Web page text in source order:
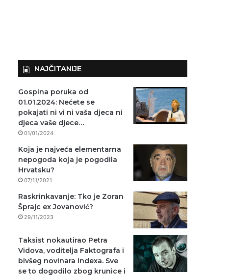
NAJČITANIJE
Gospina poruka od
01.01.2024: Nećete se
pokajati ni vi ni vaša djeca ni
djeca vaše djece…
01/01/2024
Koja je najveća elementarna
nepogoda koja je pogodila
Hrvatsku?
07/11/2021
Raskrinkavanje: Tko je Zoran
Šprajc ex Jovanović?
29/11/2023
Taksist nokautirao Petra
Vidova, voditelja Faktografa i
bivšeg novinara Indexa. Sve
se to dogodilo zbog krunice i